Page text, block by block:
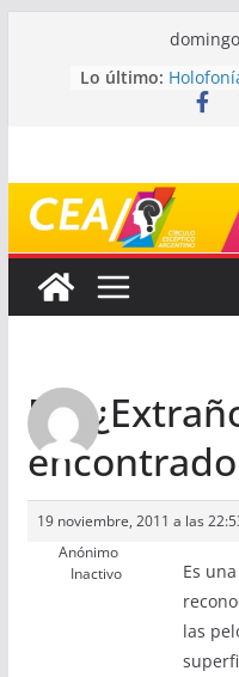
Lo último:
audio
terminar
Somos
Re:
19 noviembre, 2011 a las
Anónimo
Inactivo
Es
las